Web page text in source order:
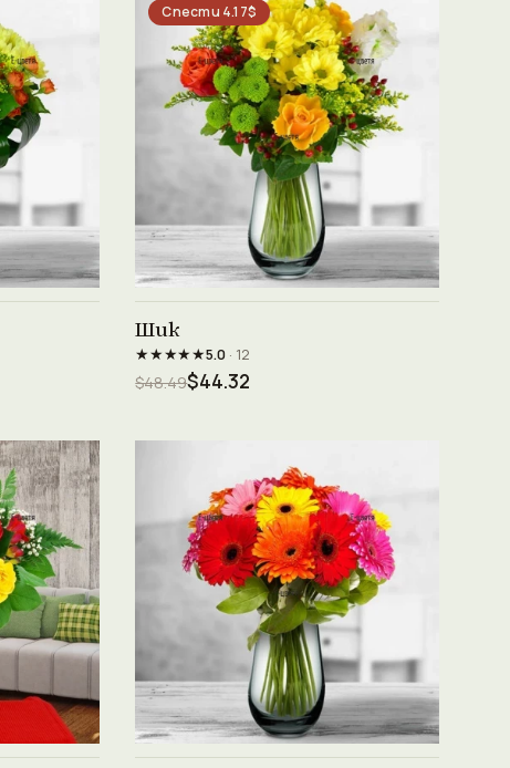
Спести 4.17$
Шик
★★★★★5.0· 12
$48.49$44.32